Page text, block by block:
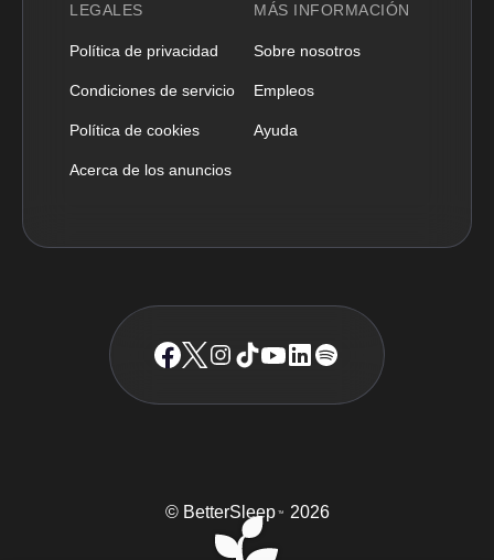
LEGALES
Política de privacidad
Condiciones de servicio
Política de cookies
Acerca de los anuncios
MÁS INFORMACIÓN
Sobre nosotros
Empleos
Ayuda
© BetterSleep TM 2026